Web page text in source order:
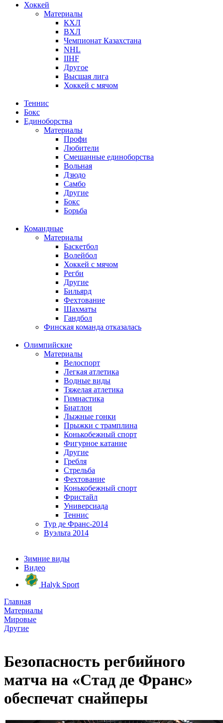
Хоккей
Материалы
КХЛ
ВХЛ
Чемпионат Казахстана
NHL
IIHF
Другое
Высшая лига
Хоккей с мячом
Теннис
Бокс
Единоборства
Материалы
Профи
Любители
Смешанные единоборства
Вольная
Дзюдо
Самбо
Другие
Бокс
Борьба
Командные
Материалы
Баскетбол
Волейбол
Хоккей с мячом
Регби
Другие
Бильярд
Фехтование
Шахматы
Гандбол
Финская команда отказалась
Олимпийские
Материалы
Велоспорт
Легкая атлетика
Водные виды
Тяжелая атлетика
Гимнастика
Биатлон
Лыжные гонки
Прыжки с трамплина
Конькобежный спорт
Фигурное катание
Другие
Гребля
Стрельба
Фехтование
Конькобежный спорт
Фристайл
Универсиада
Теннис
Тур де Франс-2014
Вуэльта 2014
Зимние виды
Видео
Halyk Sport
Главная
Материалы
Мировые
Другие
Безопасность регбийного
матча на «Стад де Франс»
обеспечат снайперы